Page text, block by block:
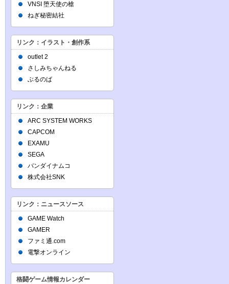
VNSI 堕天使の槍
ねぎ秘密結社
リンク：イラスト・創作系
outlet 2
さしみちゃんねる
ぶるのば
リンク：企業
ARC SYSTEM WORKS
CAPCOM
EXAMU
SEGA
バンダイナムコ
株式会社SNK
リンク：ニュースソース
GAME Watch
GAMER
ファミ通.com
電撃オンライン
格闘ゲーム情報カレンダー